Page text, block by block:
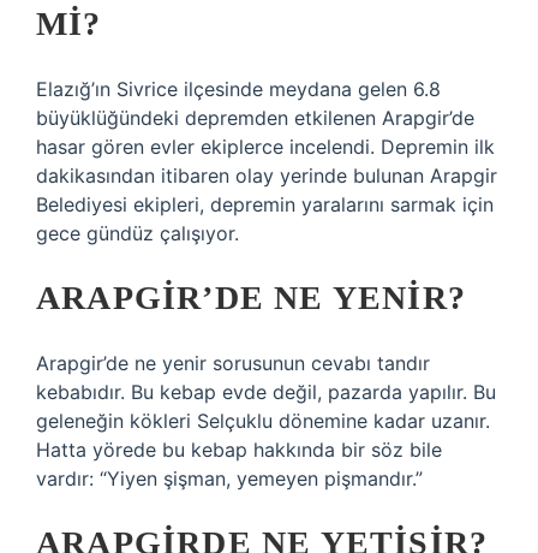
MI?
Elazığ’ın Sivrice ilçesinde meydana gelen 6.8
büyüklüğündeki depremden etkilenen Arapgir’de
hasar gören evler ekiplerce incelendi. Depremin ilk
dakikasından itibaren olay yerinde bulunan Arapgir
Belediyesi ekipleri, depremin yaralarını sarmak için
gece gündüz çalışıyor.
ARAPGIR’DE NE YENIR?
Arapgir’de ne yenir sorusunun cevabı tandır
kebabıdır. Bu kebap evde değil, pazarda yapılır. Bu
geleneğin kökleri Selçuklu dönemine kadar uzanır.
Hatta yörede bu kebap hakkında bir söz bile
vardır: “Yiyen şişman, yemeyen pişmandır.”
ARAPGIRDE NE YETIŞIR?